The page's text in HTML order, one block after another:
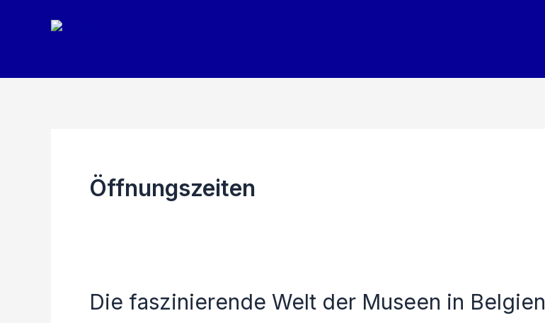
Öffnungszeiten
Die faszinierende Welt der Museen in Belgien